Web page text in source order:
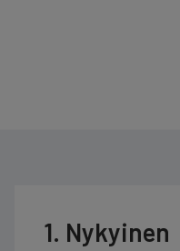
1. Nykyinen